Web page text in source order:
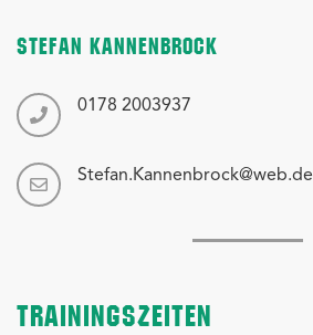
STEFAN KANNENBROCK
0178 2003937
Stefan.Kannenbrock@web.de
TRAININGSZEITEN